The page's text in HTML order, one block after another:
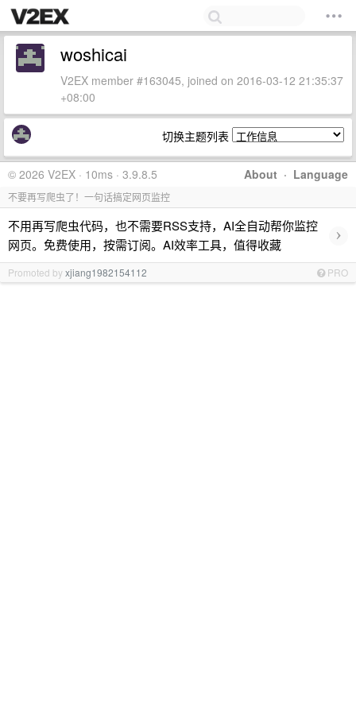
woshicai
V2EX member #163045, joined on 2016-03-12 21:35:37
+08:00
切换主题列表
About · Language
© 2026 V2EX · 10ms · 3.9.8.5
不要再写爬虫了！一句话搞定网页监控
不用再写爬虫代码，也不需要RSS支持，AI全自动帮你监控
网页。免费使用，按需订阅。AI效率工具，值得收藏
›
Promoted byxjiang1982154112 PRO